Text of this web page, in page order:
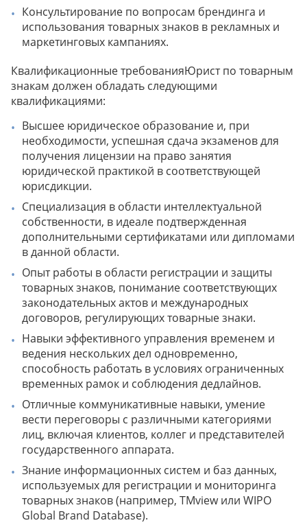
Консультирование по вопросам брендинга и
использования товарных знаков в рекламных и
маркетинговых кампаниях.
Квалификационные требованияЮрист по товарным
знакам должен обладать следующими
квалификациями:
Высшее юридическое образование и, при
необходимости, успешная сдача экзаменов для
получения лицензии на право занятия
юридической практикой в соответствующей
юрисдикции.
Специализация в области интеллектуальной
собственности, в идеале подтвержденная
дополнительными сертификатами или дипломами
в данной области.
Опыт работы в области регистрации и защиты
товарных знаков, понимание соответствующих
законодательных актов и международных
договоров, регулирующих товарные знаки.
Навыки эффективного управления временем и
ведения нескольких дел одновременно,
способность работать в условиях ограниченных
временных рамок и соблюдения дедлайнов.
Отличные коммуникативные навыки, умение
вести переговоры с различными категориями
лиц, включая клиентов, коллег и представителей
государственного аппарата.
Знание информационных систем и баз данных,
используемых для регистрации и мониторинга
товарных знаков (например, TMview или WIPO
Global Brand Database).